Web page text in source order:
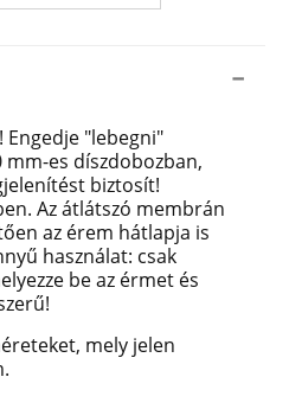
Engedje "lebegni"
mm-es díszdobozban,
biztosít!
Az átlátszó membrán
az érem hátlapja is
használat: csak
be az érmet és
mely jelen